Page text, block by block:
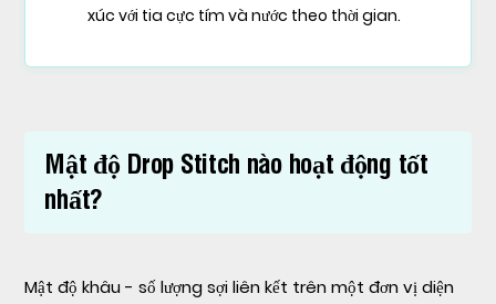
xúc với tia cực tím và nước theo thời gian.
Mật độ Drop Stitch nào hoạt động tốt
nhất?
Mật độ khâu - số lượng sợi liên kết trên một đơn vị diện